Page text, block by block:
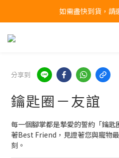
台北民權門市
如需盡快到貨，請
產品均備有現貨，下
分享到
鑰匙圈－友誼
每一個腳掌都是摯愛的誓約​​「鑰
著Best Friend，見證著您與寵物
刻。